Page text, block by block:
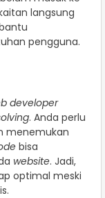
langsung
pengguna.
developer
. Anda perlu
menemukan
bisa
website. Jadi,
optimal meski